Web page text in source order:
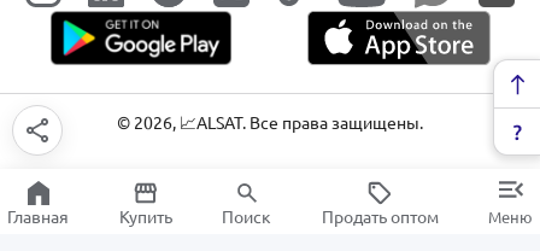
© 2026, 📈ALSAT. Все права защищены.
Главная Купить Поиск Продать оптом Меню